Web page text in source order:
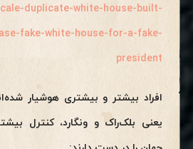
duplicate-white-house-built-
fake-white-house-for-a-fake-
president
افراد بیشتر و بیشتری هوشیار
یعنی بلک‌راک و ونگارد، کنترل